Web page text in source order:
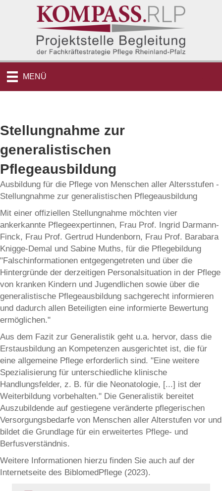
MENÜ
Stellungnahme zur
generalistischen
Pflegeausbildung
Ausbildung für die Pflege von Menschen aller Altersstufen -
Stellungnahme zur generalistischen Pflegeausbildung
Mit einer offiziellen Stellungnahme möchten vier
ankerkannte Pflegeexpertinnen, Frau Prof. Ingrid Darmann-
Finck, Frau Prof. Gertrud Hundenborn, Frau Prof. Barabara
Knigge-Demal und Sabine Muths, für die Pflegebildung
"Falschinformationen entgegengetreten und über die
Hintergründe der derzeitigen Personalsituation in der Pflege
von kranken Kindern und Jugendlichen sowie über die
generalistische Pflegeausbildung sachgerecht informieren
und dadurch allen Beteiligten eine informierte Bewertung
ermöglichen."
Aus dem Fazit zur Generalistik geht u.a. hervor, dass die
Erstausbildung an Kompetenzen ausgerichtet ist, die für
eine allgemeine Pflege erforderlich sind. "Eine weitere
Spezialisierung für unterschiedliche klinische
Handlungsfelder, z. B. für die Neonatologie, [...] ist der
Weiterbildung vorbehalten." Die Generalistik bereitet
Auszubildende auf gestiegene veränderte pflegerischen
Versorgungsbedarfe von Menschen aller Alterstufen vor und
bildet die Grundlage für ein erweitertes Pflege- und
Berfusverständnis.
Weitere Informationen hierzu finden Sie auch auf der
Internetseite des BiblomedPflege (2023).